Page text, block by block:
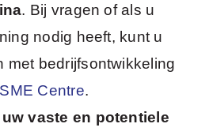
. Bij vragen of als u
nodig heeft, kunt u
met bedrijfsontwikkeling
Centre.
vaste en potentiele